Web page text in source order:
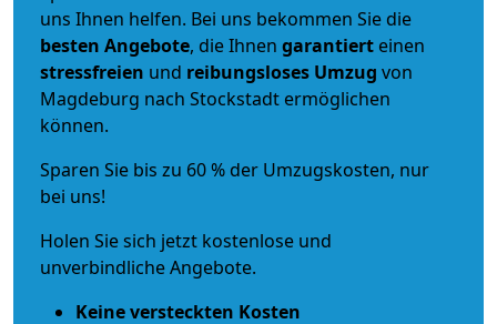
uns Ihnen helfen. Bei uns bekommen Sie die
besten Angebote, die Ihnen garantiert einen
stressfreien und reibungsloses Umzug von
Magdeburg nach Stockstadt ermöglichen
können.
Sparen Sie bis zu 60 % der Umzugskosten, nur
bei uns!
Holen Sie sich jetzt kostenlose und
unverbindliche Angebote.
Keine versteckten Kosten